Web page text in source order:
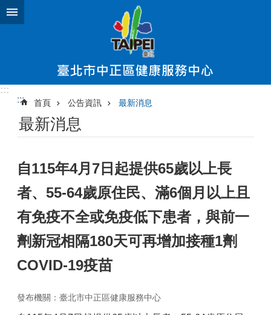
跳到主要內容區塊
:::
:::
首頁 公告資訊 最新消息
最新消息
自115年4月7日起提供65歲以上長
者、55-64歲原住民、滿6個月以上且
有免疫不全或免疫低下患者，與前一
劑新冠相隔180天可再增加接種1劑
COVID-19疫苗
發布機關：臺北市中正區健康服務中心